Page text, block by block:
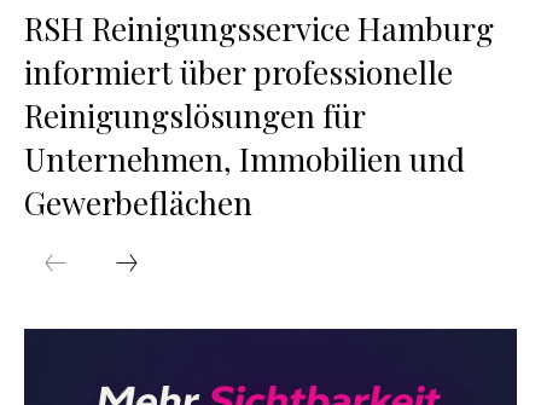
RSH Reinigungsservice Hamburg
informiert über professionelle
Reinigungslösungen für
Unternehmen, Immobilien und
Gewerbeflächen